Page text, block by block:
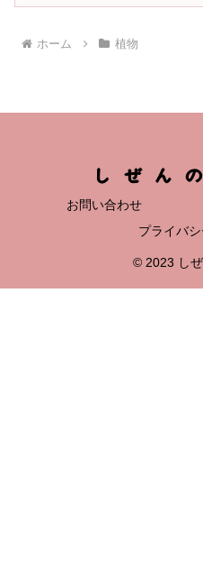
ホーム 植物
しぜん
お問い合わせ
プライバ
© 2023 しぜ